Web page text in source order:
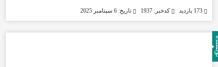
کدخبر: 1937 تاریخ: 6 سپتامبر 2025